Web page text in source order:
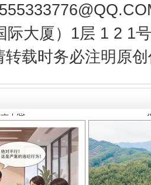
际大厦）1层 1 2 1
转载时务必注明原
不息